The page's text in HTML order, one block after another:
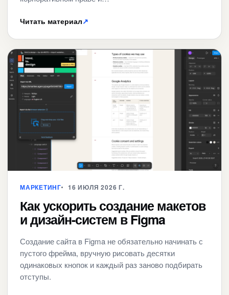
Читать материал↗
МАРКЕТИНГ 16 ИЮЛЯ 2026 Г.
Как ускорить создание макетов
и дизайн-систем в Figma
Создание сайта в Figma не обязательно начинать с
пустого фрейма, вручную рисовать десятки
одинаковых кнопок и каждый раз заново подбирать
отступы.